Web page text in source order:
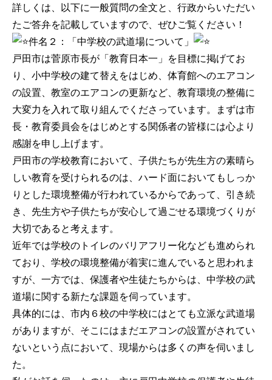
詳しくは、以下に一般質問の全文と、行政からいただい
たご答弁を記載していますので、ぜひご覧ください！
件名２：「中学校の武道場について」
戸田市は菅原市長が「教育日本一」を目標に掲げてお
り、小中学校の建て替えをはじめ、体育館へのエアコン
の設置、教室のエアコンの更新など、教育環境の整備に
大変力を入れて取り組んでくださっています。まずは市
長・教育委員会をはじめとする関係者の皆様には心より
感謝を申し上げます。
戸田市の学校教育において、子供たちが先生方の素晴ら
しい教育を受けられるのは、ハード面においてもしっか
りとした環境整備が行われているからであって、引き続
き、先生方や子供たちが安心して過ごせる環境づくりが
大切であると考えます。
近年では学校のトイレのバリアフリー化なども進められ
ており、学校の環境整備が着実に進んでいると思われま
すが、一方では、保護者や生徒たちからは、中学校の武
道場に関する新たな課題を伺っています。
具体的には、市内６校の中学校にはとても立派な武道場
がありますが、そこにはまだエアコンの設置がされてい
ないという点において、現場からは多くの声を伺いまし
た。